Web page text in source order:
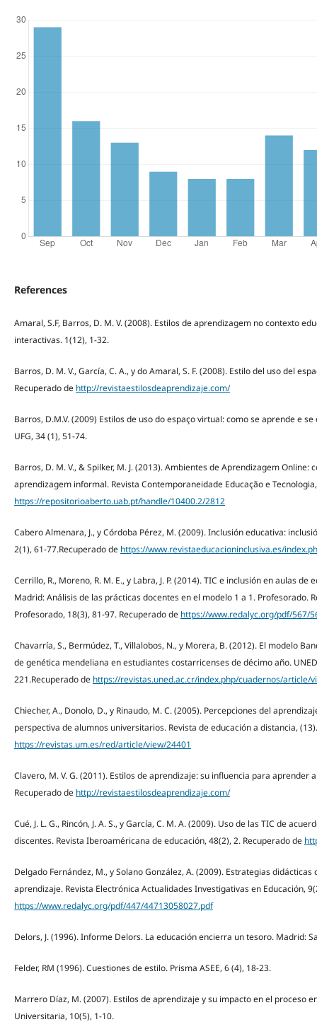
References
Amaral, S.F, Barros, D. M. V. (2008). Estilos de aprendizagem no contexto
interactivas. 1(12), 1-32.
Barros, D. M. V., García, C. A., y do Amaral, S. F. (2008). Estilo del uso del
Recuperado de http://revistaestilosdeaprendizaje.com/
Barros, D.M.V. (2009) Estilos de uso do espaço virtual: como se aprende e
UFG, 34 (1), 51-74.
Barros, D. M. V., & Spilker, M. J. (2013). Ambientes de Aprendizagem
aprendizagem informal. Revista Contemporaneidade Educação e
https://repositorioaberto.uab.pt/handle/10400.2/2812
Cabero Almenara, J., y Córdoba Pérez, M. (2009). Inclusión educativa:
2(1), 61-77.Recuperado de https://www.revistaeducacioninclusiva.es/
Cerrillo, R., Moreno, R. M. E., y Labra, J. P. (2014). TIC e inclusión en aulas
Madrid: Análisis de las prácticas docentes en el modelo 1 a 1. Profesorado.
Profesorado, 18(3), 81-97. Recuperado de https://www.redalyc.org/pdf/567/
Chavarría, S., Bermúdez, T., Villalobos, N., y Morera, B. (2012). El modelo
de genética mendeliana en estudiantes costarricenses de décimo año.
221.Recuperado de https://revistas.uned.ac.cr/index.php/cuadernos/article/
Chiecher, A., Donolo, D., y Rinaudo, M. C. (2005). Percepciones del
perspectiva de alumnos universitarios. Revista de educación a distancia,
https://revistas.um.es/red/article/view/24401
Clavero, M. V. G. (2011). Estilos de aprendizaje: su influencia para aprender
Recuperado de http://revistaestilosdeaprendizaje.com/
Cué, J. L. G., Rincón, J. A. S., y García, C. M. A. (2009). Uso de las TIC de
discentes. Revista Iberoaméricana de educación, 48(2), 2. Recuperado de
Delgado Fernández, M., y Solano González, A. (2009). Estrategias
aprendizaje. Revista Electrónica Actualidades Investigativas en Educación,
https://www.redalyc.org/pdf/447/44713058027.pdf
Delors, J. (1996). Informe Delors. La educación encierra un tesoro. Madrid:
Felder, RM (1996). Cuestiones de estilo. Prisma ASEE, 6 (4), 18-23.
Marrero Díaz, M. (2007). Estilos de aprendizaje y su impacto en el proceso
Universitaria, 10(5), 1-10.